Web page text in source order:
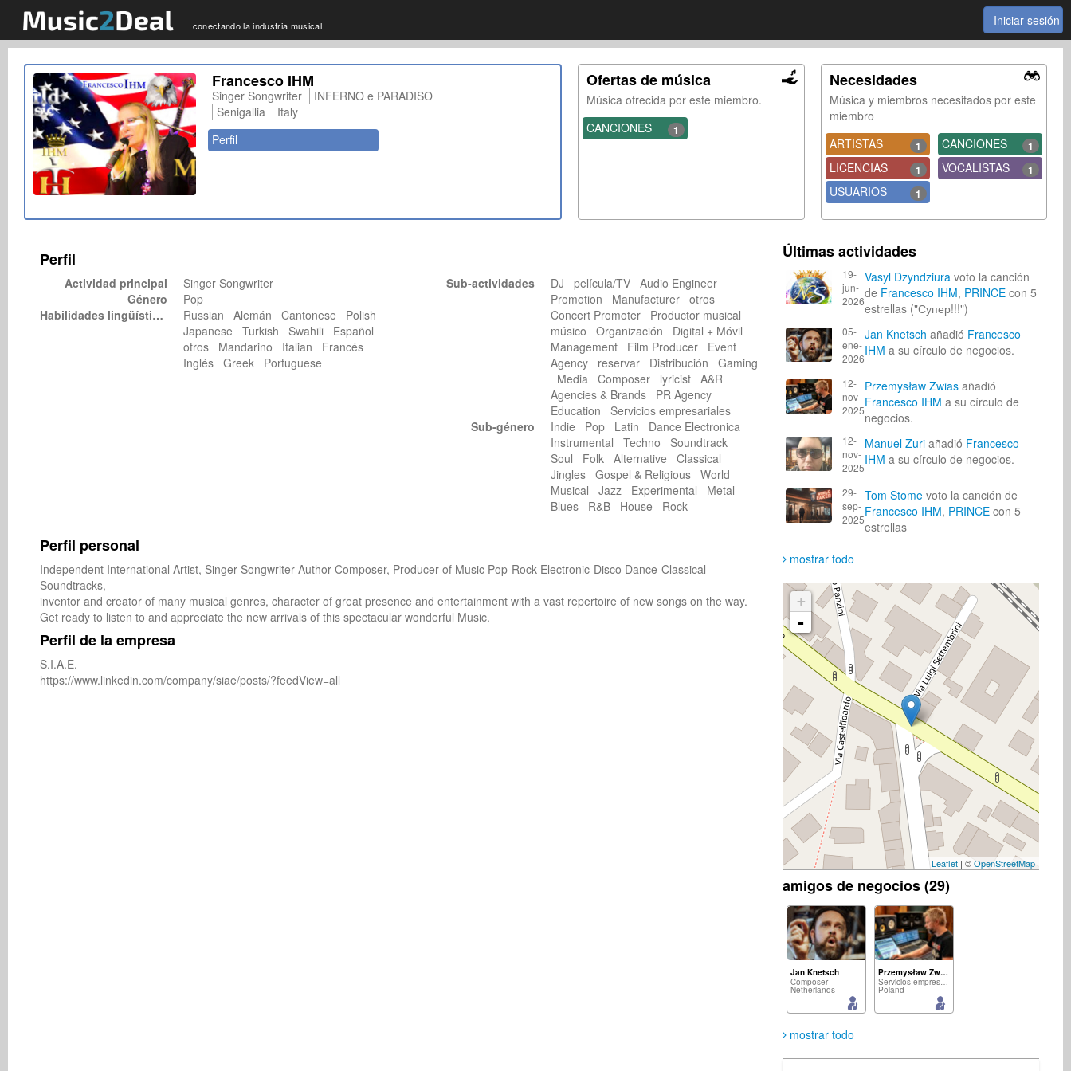
conectando la industria musical Iniciar sesión
Francesco IHM
Singer Songwriter
INFERNO e PARADISO
Senigallia
Italy
Perfil
Ofertas de música
Música ofrecida por este miembro.
CANCIONES
1
Necesidades
Música y miembros necesitados por este
miembro
ARTISTAS
1 CANCIONES 1
LICENCIAS 1 VOCALISTAS 1
USUARIOS 1
Perfil
Actividad principal
Singer Songwriter
Género
Pop
Habilidades lingüísticas
Russian Alemán Cantonese Polish
Japanese Turkish Swahili Español
otros Mandarino Italian Francés
Inglés Greek Portuguese
Sub-actividades
DJ película/TV Audio Engineer
Promotion Manufacturer otros
Concert Promoter Productor musical
músico Organización Digital + Móvil
Management Film Producer Event
Agency reservar Distribución Gaming
Media Composer lyricist A&R
Agencies & Brands PR Agency
Education Servicios empresariales
Sub-género
Indie Pop Latin Dance Electronica
Instrumental Techno Soundtrack
Soul Folk Alternative Classical
Jingles Gospel & Religious World
Musical Jazz Experimental Metal
Blues R&B House Rock
Perfil personal
Independent International Artist, Singer-Songwriter-Author-Composer, Producer of Music Pop-Rock-Electronic-Disco Dance-Classical-
Soundtracks,
inventor and creator of many musical genres, character of great presence and entertainment with a vast repertoire of new songs on the way.
Get ready to listen to and appreciate the new arrivals of this spectacular wonderful Music.
Perfil de la empresa
S.I.A.E.
https://www.linkedin.com/company/siae/posts/?feedView=all
Últimas actividades
19-
jun-
2026
Vasyl Dzyndziuravoto la canción
de Francesco IHM, PRINCEcon 5
estrellas ("Супер!!!")
05-
ene-
2026
Jan Knetsch añadió Francesco
IHM a su círculo de negocios.
12-
nov-
2025
Przemysław Zwiasañadió
Francesco IHM a su círculo de
negocios.
12-
nov-
2025
Manuel Zuriañadió Francesco
IHM a su círculo de negocios.
29-
sep-
2025
Tom Stomevoto la canción de
Francesco IHM, PRINCEcon 5
estrellas
mostrar todo
+
-
Leaflet| ©OpenStreetMap
amigos de negocios (29)
Jan Knetsch
Composer
Netherlands
Przemysław Zwias
Servicios empresariales
Poland
mostrar todo